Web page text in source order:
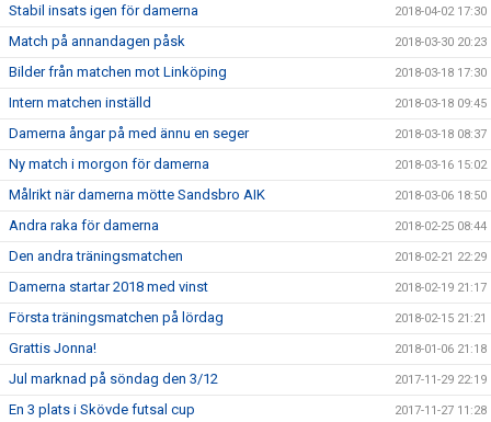
Stabil insats igen för damerna 2018-04-02 17:30
Match på annandagen påsk 2018-03-30 20:23
Bilder från matchen mot Linköping 2018-03-18 17:30
Intern matchen inställd 2018-03-18 09:45
Damerna ångar på med ännu en seger 2018-03-18 08:37
Ny match i morgon för damerna 2018-03-16 15:02
Målrikt när damerna mötte Sandsbro AIK 2018-03-06 18:50
Andra raka för damerna 2018-02-25 08:44
Den andra träningsmatchen 2018-02-21 22:29
Damerna startar 2018 med vinst 2018-02-19 21:17
Första träningsmatchen på lördag 2018-02-15 21:21
Grattis Jonna! 2018-01-06 21:18
Jul marknad på söndag den 3/12 2017-11-29 22:19
En 3 plats i Skövde futsal cup 2017-11-27 11:28